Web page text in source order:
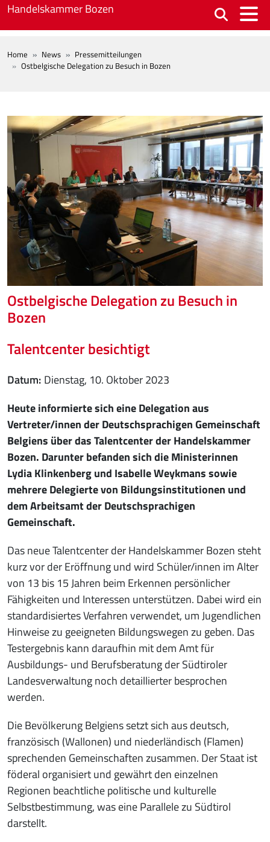
Skip to main content
Handelskammer Bozen
BREADCRUMB
Home News
Pressemitteilungen
Ostbelgische Delegation zu Besuch in Bozen
Ostbelgische Delegation zu Besuch in
Bozen
Talentcenter besichtigt
Datum Dienstag, 10. Oktober 2023
Heute informierte sich eine Delegation aus
Vertreter/innen der Deutschsprachigen Gemeinschaft
Belgiens über das Talentcenter der Handelskammer
Bozen. Darunter befanden sich die Ministerinnen
Lydia Klinkenberg und Isabelle Weykmans sowie
mehrere Delegierte von Bildungsinstitutionen und
dem Arbeitsamt der Deutschsprachigen
Gemeinschaft.
Das neue Talentcenter der Handelskammer Bozen steht
kurz vor der Eröffnung und wird Schüler/innen im Alter
von 13 bis 15 Jahren beim Erkennen persönlicher
Fähigkeiten und Interessen unterstützen. Dabei wird ein
standardisiertes Verfahren verwendet, um Jugendlichen
Hinweise zu geeigneten Bildungswegen zu geben. Das
Testergebnis kann daraufhin mit dem Amt für
Ausbildungs- und Berufsberatung der Südtiroler
Landesverwaltung noch detaillierter besprochen
werden.
Die Bevölkerung Belgiens setzt sich aus deutsch,
französisch (Wallonen) und niederländisch (Flamen)
sprechenden Gemeinschaften zusammen. Der Staat ist
föderal organisiert und gewährt den einzelnen
Regionen beachtliche politische und kulturelle
Selbstbestimmung, was eine Parallele zu Südtirol
darstellt.